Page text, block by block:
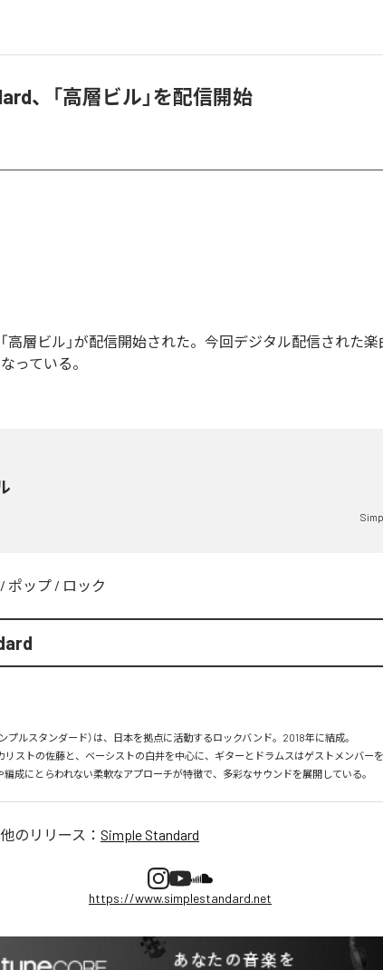
、「高層ビル」を配信開始
高層ビル」が配信開始された。今回デジタル配信された楽
っている。
/ ポップ / ロック
プルスタンダード）は、日本を拠点に活動するロックバンド。2018年に結成。
リストの佐藤と、ベーシストの白井を中心に、ギターとドラムスはゲストメンバー
編成にとらわれない柔軟なアプローチが特徴で、多彩なサウンドを展開している。
のリリース： Simple Standard
https://www.simplestandard.net